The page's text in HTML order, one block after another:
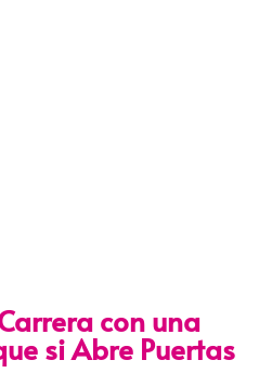
con una
si Abre Puertas